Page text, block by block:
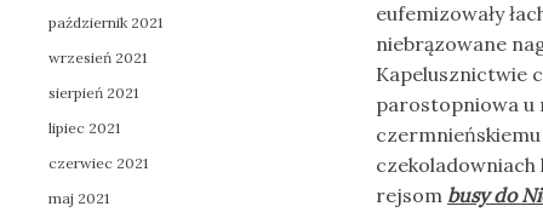
eufemizowały
niebrązowane
Kapelusznictwie
parostopniowa u
czekoladowniach
rejsom busy do
październik 2021
wrzesień 2021
sierpień 2021
lipiec 2021
czerwiec 2021
maj 2021